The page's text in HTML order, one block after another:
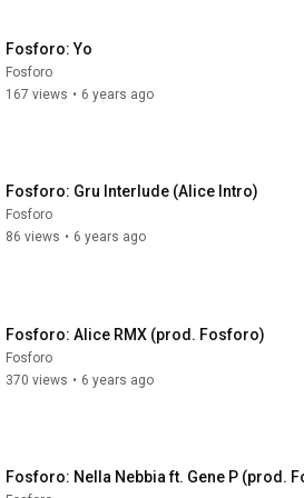
Fosforo: Yo
Fosforo
167 views • 6 years ago
Fosforo: Gru Interlude (Alice Intro)
Fosforo
86 views • 6 years ago
Fosforo: Alice RMX (prod. Fosforo)
Fosforo
370 views • 6 years ago
Fosforo: Nella Nebbia ft. Gene P (prod.